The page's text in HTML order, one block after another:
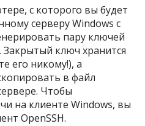
с которого вы будет
серверу Windows с
пару ключей
ключ хранится
его никому!), а
в файл
Чтобы
на клиенте Windows, вы
OpenSSH.